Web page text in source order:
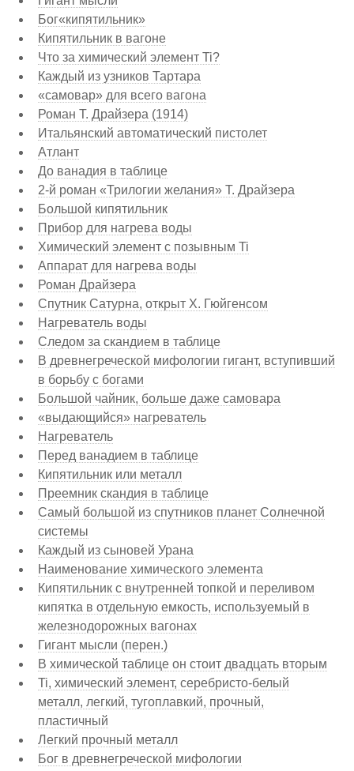
Бог«кипятильник»
Кипятильник в вагоне
Что за химический элемент Ti?
Каждый из узников Тартара
«самовар» для всего вагона
Роман Т. Драйзера (1914)
Итальянский автоматический пистолет
Атлант
До ванадия в таблице
2-й роман «Трилогии желания» Т. Драйзера
Большой кипятильник
Прибор для нагрева воды
Химический элемент с позывным Ti
Аппарат для нагрева воды
Роман Драйзера
Спутник Сатурна, открыт Х. Гюйгенсом
Нагреватель воды
Следом за скандием в таблице
В древнегреческой мифологии гигант, вступивший
в борьбу с богами
Большой чайник, больше даже самовара
«выдающийся» нагреватель
Нагреватель
Перед ванадием в таблице
Кипятильник или металл
Преемник скандия в таблице
Самый большой из спутников планет Солнечной
системы
Каждый из сыновей Урана
Наименование химического элемента
Кипятильник с внутренней топкой и переливом
кипятка в отдельную емкость, используемый в
железнодорожных вагонах
Гигант мысли (перен.)
В химической таблице он стоит двадцать вторым
Ti, химический элемент, серебристо-белый
металл, легкий, тугоплавкий, прочный,
пластичный
Легкий прочный металл
Бог в древнегреческой мифологии